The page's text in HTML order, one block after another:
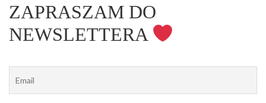
ZAPRASZAM DO
NEWSLETTERA